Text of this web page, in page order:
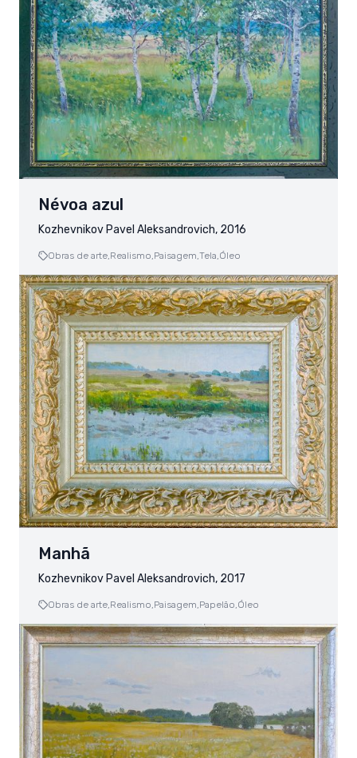
Névoa azul
Kozhevnikov Pavel Aleksandrovich, 2016
Obras de arte,Realismo,Paisagem,Tela,Óleo
Manhã
Kozhevnikov Pavel Aleksandrovich, 2017
Obras de arte,Realismo,Paisagem,Papelão,Óleo